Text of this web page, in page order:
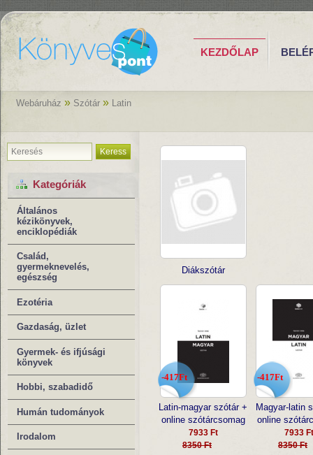
KEZDŐLAP
Webáruház » Szótár » Latin
Keress
Kategóriák
Általános
kézikönyvek,
enciklopédiák
Család,
gyermeknevelés,
egészség
Ezotéria
Gazdaság, üzlet
Gyermek- és ifjúsági
könyvek
Hobbi, szabadidő
Humán tudományok
Irodalom
Diákszótár
-417Ft
Latin-magyar szótár +
online szótárcsomag
7933 Ft
8350 Ft
-417Ft
Magyar-latin
online
7933 Ft
8350 Ft